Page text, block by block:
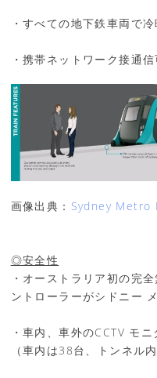
・すべての地下鉄車両で
・携帯ネットワーク接通
画像出典： Sydney Metro
◎安全性
・オーストラリア初の完
ントローラーがシドニー
・車内、車外のCCTV モ
（車内は38台、トンネル